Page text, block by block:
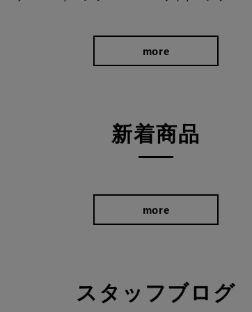
やかさ。
more
新着商品
more
スタッフブログ